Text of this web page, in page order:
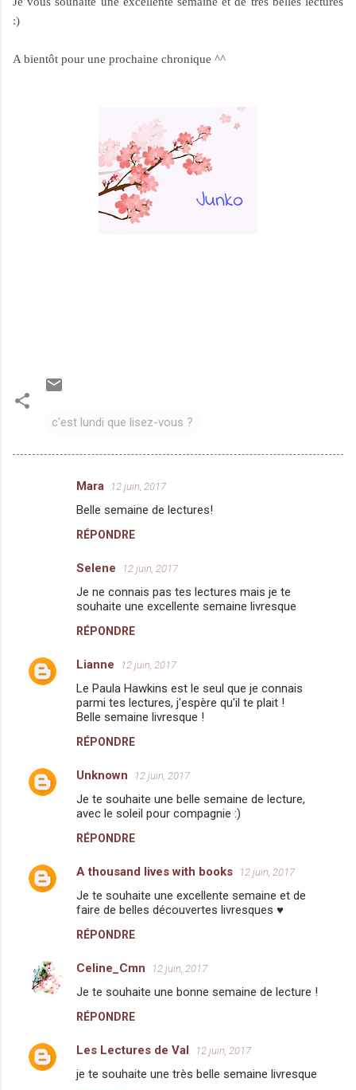
:)
A bientôt pour une prochaine chronique ^^
c'est lundi que lisez-vous ?
i
Mara 12 juin, 2017
Belle semaine de lectures!
RÉPONDRE
Selene 12 juin, 2017
Je ne connais pas tes lectures mais je te
souhaite une excellente semaine livresque
RÉPONDRE
Lianne 12 juin, 2017
Le Paula Hawkins est le seul que je connais
parmi tes lectures, j'espère qu'il te plait !
Belle semaine livresque !
RÉPONDRE
Unknown 12 juin, 2017
Je te souhaite une belle semaine de lecture,
avec le soleil pour compagnie :)
RÉPONDRE
A thousand lives with books 12 juin, 2017
Je te souhaite une excellente semaine et de
faire de belles découvertes livresques ♥
RÉPONDRE
Celine_Cmn 12 juin, 2017
Je te souhaite une bonne semaine de lecture !
RÉPONDRE
Les Lectures de Val 12 juin, 2017
je te souhaite une très belle semaine livresque